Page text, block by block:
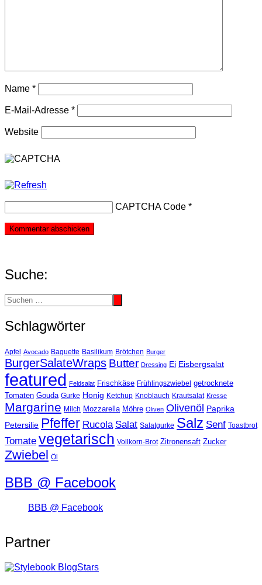
Name *
E-Mail-Adresse *
Website
CAPTCHA Code *
Suche:
Schlagwörter
Apfel Avocado Baguette Basilikum Brötchen Burger
BurgerSalateWraps Butter Dressing Ei Eisbergsalat
featured Feldsalat Frischkäse Frühlingszwiebel
getrocknete
Tomaten Gouda Gurke Honig Ketchup Knoblauch Krautsalat Kresse
Margarine Milch Mozzarella Möhre Oliven Olivenöl Paprika
Petersilie Pfeffer Rucola Salat Salatgurke Salz Senf Toastbrot
Tomate vegetarisch Vollkorn-Brot Zitronensaft Zucker
Zwiebel Öl
BBB @ Facebook
BBB @ Facebook
Partner